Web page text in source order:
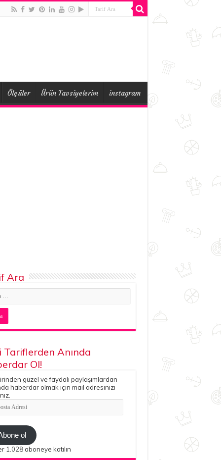
Ölçüler Ürün Tavsiyelerim instagram
Ara
Tariflerden Anında
Ol!
güzel ve faydalı paylaşımlardan
haberdar olmak için mail adresinizi
ol
1.028 aboneye katılın